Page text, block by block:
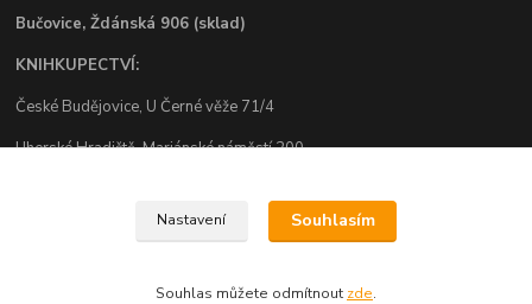
Bučovice, Ždánská 906 (sklad)
KNIHKUPECTVÍ:
České Budějovice, U Černé věže 71/4
Uherské Hradiště, Mariánské náměstí 200
Nastavení Souhlasím
Souhlas můžete odmítnout zde.